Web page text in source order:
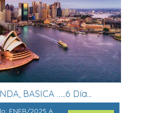
BASICA …..6 Día...
ENER/2025 A